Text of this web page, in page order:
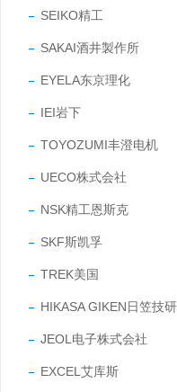
SEIKO精工
SAKAI酒井製作所
EYELA东京理化
IEI岩下
TOYOZUMI丰澄电机
UECO株式会社
NSK精工恩斯克
SKF斯凯孚
TREK美国
HIKASA GIKEN日笠技研
JEOL电子株式会社
EXCEL艾库斯